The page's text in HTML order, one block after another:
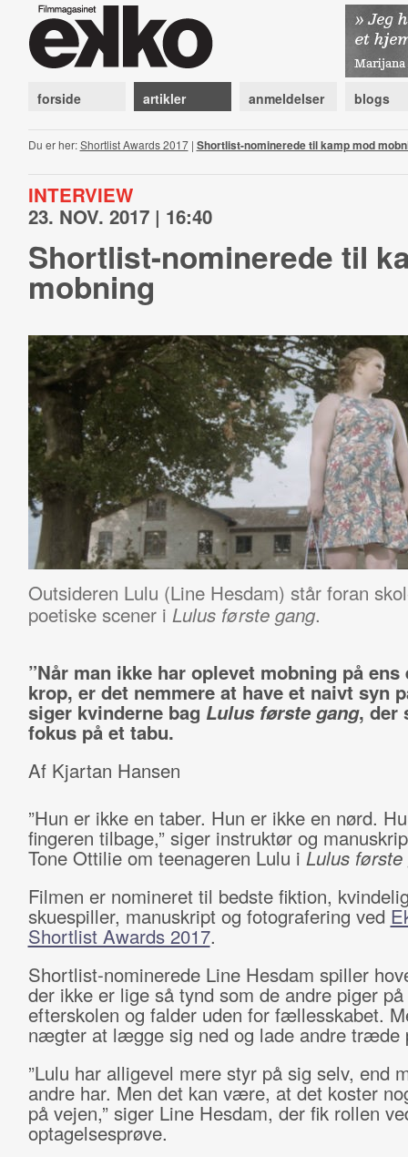
forside artikler anmeldelser blogs
Du er her:Shortlist Awards 2017| Shortlist-nominerede til kamp mod
INTERVIEW
23. NOV. 2017 | 16:40
Shortlist-nominerede til
mobning
Outsideren Lulu (Line Hesdam) står foran
poetiske scener i Lulus første gang.
”Når man ikke har oplevet mobning på ens
krop, er det nemmere at have et naivt syn
siger kvinderne bag Lulus første gang, der
fokus på et tabu.
Af Kjartan Hansen
”Hun er ikke en taber. Hun er ikke en nørd.
fingeren tilbage,” siger instruktør og
Tone Ottilie om teenageren Lulu i Lulus første
Filmen er nomineret til bedste fiktion,
skuespiller, manuskript og fotografering ved
Shortlist Awards 2017.
Shortlist-nominerede Line Hesdam spiller
der ikke er lige så tynd som de andre piger på
efterskolen og falder uden for fællesskabet.
nægter at lægge sig ned og lade andre træde
”Lulu har alligevel mere styr på sig selv, end
andre har. Men det kan være, at det koster
på vejen,” siger Line Hesdam, der fik rollen
optagelsesprøve.